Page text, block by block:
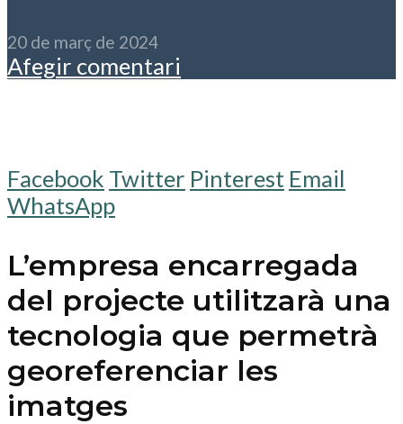
20 de març de 2024
Afegir comentari
Facebook Twitter Pinterest Email
WhatsApp
L’empresa encarregada
del projecte utilitzarà una
tecnologia que permetrà
georeferenciar les
imatges